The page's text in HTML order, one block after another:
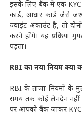
इसके लिए बैंक में एक KYC
कार्ड, आधार कार्ड जैसे
ज्वाइंट अकाउंट है, तो
करने होंगे। यह
पड़ता।
RBI का नया नियम क्या
RBI के ताजा नियमों के
समय तक कोई लेनदेन नहीं
पर आपको बैंक जाकर KYC